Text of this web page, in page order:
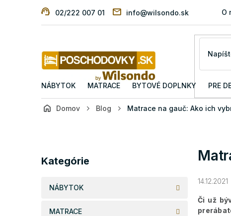
02/222 007 01 info@wilsondo.sk O
NÁBYTOK MATRACE BYTOVÉ DOPLNKY PRE
Domov Blog Matrace na gauč: Ako ich
n
ý
kategórie
Kategórie
NÁBYTOK
MATRACE
14.12.2021
Či už